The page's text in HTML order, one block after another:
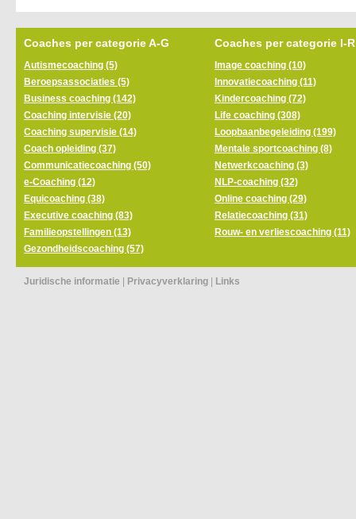
Coaches per categorie A-G
Autismecoaching (5)
Beroepsassociaties (5)
Business coaching (142)
Coaching intervisie (20)
Coaching supervisie (14)
Coach opleiding (37)
Communicatiecoaching (50)
e-Coaching (12)
Equicoaching (38)
Executive coaching (83)
Familieopstellingen (13)
Gezondheidscoaching (57)
Coaches per categorie I-R
Image coaching (10)
Innovatiecoaching (11)
Kindercoaching (72)
Life coaching (308)
Loopbaanbegeleiding (199)
Mentale sportcoaching (8)
Netwerkcoaching (3)
NLP-coaching (32)
Online coaching (29)
Relatiecoaching (31)
Rouw- en verliescoaching (11)
Juridische informatie | Privacyverklaring | Links